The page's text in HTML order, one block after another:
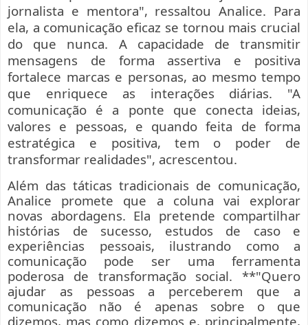
jornalista e mentora", ressaltou Analice. Para
ela, a comunicação eficaz se tornou mais crucial
do que nunca. A capacidade de transmitir
mensagens de forma assertiva e positiva
fortalece marcas e personas, ao mesmo tempo
que enriquece as interações diárias. "A
comunicação é a ponte que conecta ideias,
valores e pessoas, e quando feita de forma
estratégica e positiva, tem o poder de
transformar realidades", acrescentou.
Além das táticas tradicionais de comunicação,
Analice promete que a coluna vai explorar
novas abordagens. Ela pretende compartilhar
histórias de sucesso, estudos de caso e
experiências pessoais, ilustrando como a
comunicação pode ser uma ferramenta
poderosa de transformação social. **"Quero
ajudar as pessoas a perceberem que a
comunicação não é apenas sobre o que
dizemos, mas como dizemos e, principalmente,